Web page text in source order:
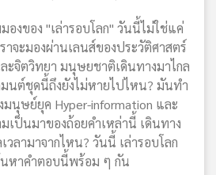
งของ "เล่ารอบโลก" วันนี้ไม่ใช่แค่
าจะมองผ่านเลนส์ของประวัติศาสตร์
ะจิตวิทยา มนุษยชาติเดินทางมาไกล
นต์ชุดนี้ถึงยังไม่หายไปไหน? มันทำ
นุษย์ยุค Hyper-information และ
เป็นมาของถ้อยคำเหล่านี้ เดินทาง
ลามาจากไหน? วันนี้ เล่ารอบโลก
หาคำตอบนี้พร้อม ๆ กัน